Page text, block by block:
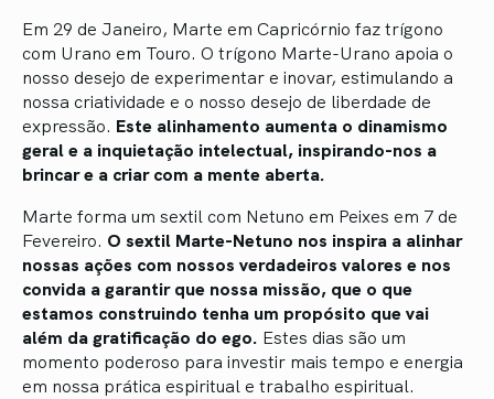
Em 29 de Janeiro, Marte em Capricórnio faz trígono
com Urano em Touro. O trígono Marte-Urano apoia o
nosso desejo de experimentar e inovar, estimulando a
nossa criatividade e o nosso desejo de liberdade de
expressão. Este alinhamento aumenta o dinamismo
geral e a inquietação intelectual, inspirando-nos a
brincar e a criar com a mente aberta.
Marte forma um sextil com Netuno em Peixes em 7 de
Fevereiro. O sextil Marte-Netuno nos inspira a alinhar
nossas ações com nossos verdadeiros valores e nos
convida a garantir que nossa missão, que o que
estamos construindo tenha um propósito que vai
além da gratificação do ego. Estes dias são um
momento poderoso para investir mais tempo e energia
em nossa prática espiritual e trabalho espiritual.